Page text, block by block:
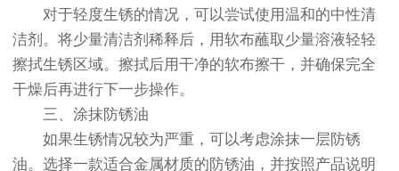
对于轻度生锈的情况，可以尝试使用温和的中性清
洁剂。将少量清洁剂稀释后，用软布蘸取少量溶液轻轻
擦拭生锈区域。擦拭后用干净的软布擦干，并确保完全
干燥后再进行下一步操作。
三、涂抹防锈油
如果生锈情况较为严重，可以考虑涂抹一层防锈
油。选择一款适合金属材质的防锈油，并按照产品说明